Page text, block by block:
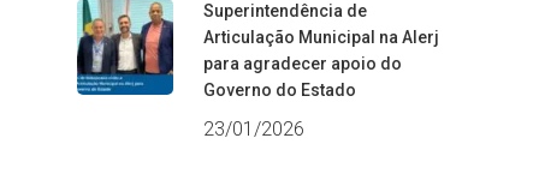
Superintendência de
Articulação Municipal na Alerj
para agradecer apoio do
Governo do Estado
23/01/2026